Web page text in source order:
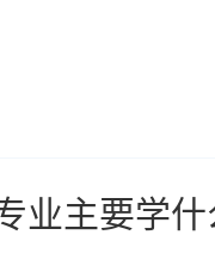
业主要学